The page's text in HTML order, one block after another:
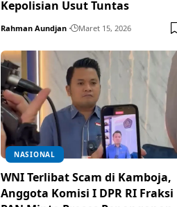
Kepolisian Usut Tuntas
Rahman Aundjan Maret 15, 2026
NASIONAL
WNI Terlibat Scam di Kamboja,
Anggota Komisi I DPR RI Fraksi